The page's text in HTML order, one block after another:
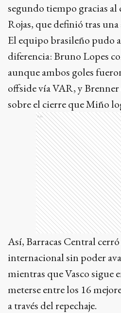
segundo tiempo gracias
Rojas, que definió tras
El equipo brasileño pudo
diferencia: Bruno Lopes
aunque ambos goles
offside vía VAR, y
sobre el cierre que Miño
Ads
Así, Barracas Central
internacional sin poder
mientras que Vasco sigue
meterse entre los 16
a través del repechaje.